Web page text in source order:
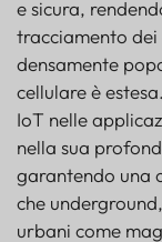
e sicura,
tracciamento
densamente
cellulare è
IoT nelle
nella sua
garantendo una
che
urbani come